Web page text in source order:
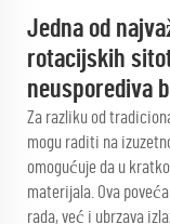
Jedna od
rotacijskih
neusporediva
Za razliku od
mogu raditi na
omogućuje da u
materijala. Ova
rada, već i ubrzava